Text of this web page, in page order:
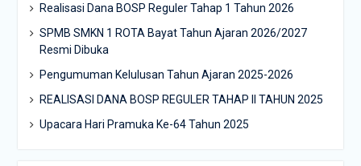
Realisasi Dana BOSP Reguler Tahap 1 Tahun 2026
SPMB SMKN 1 ROTA Bayat Tahun Ajaran 2026/2027
Resmi Dibuka
Pengumuman Kelulusan Tahun Ajaran 2025-2026
REALISASI DANA BOSP REGULER TAHAP II TAHUN 2025
Upacara Hari Pramuka Ke-64 Tahun 2025